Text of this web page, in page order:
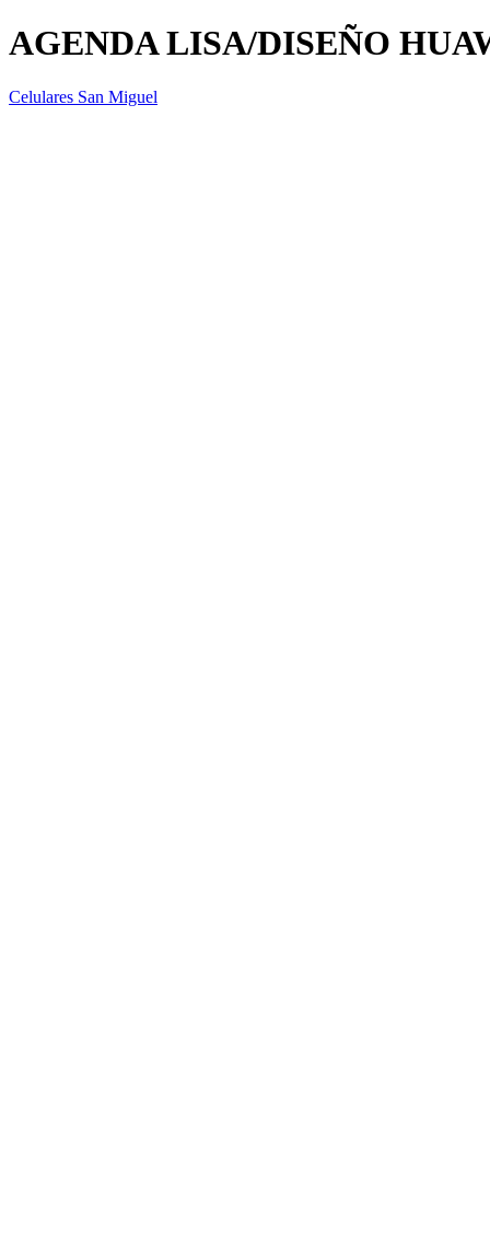
AGENDA LISA/DISEÑO
Celulares San Miguel